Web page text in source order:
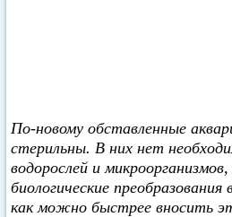
По-новому обставленные
стерильны. В них нет
водорослей и
биологические
как можно быстрее вносить